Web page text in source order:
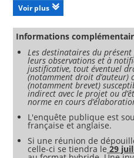
l’ISO/ASTM 52900.
Il répertorie des exemples de
de l’art susceptibles
l’équipement de FA. Il fournit
effets des défaillances
d'atténuation.
Le présent document fournit
les fabricants de pièces
Le présent document
Le présent document ne
— spécifiquement aux
et de sécurité (EHS)?;
Voir plus
Informations
Les destinataires du
leurs observations et à
justificative, tout éventuel
(notamment droit
(notamment brevet)
indirect avec le projet ou
norme en cours
L'enquête publique est
française et anglaise.
Si une réunion de
celle-ci se tiendra le 29